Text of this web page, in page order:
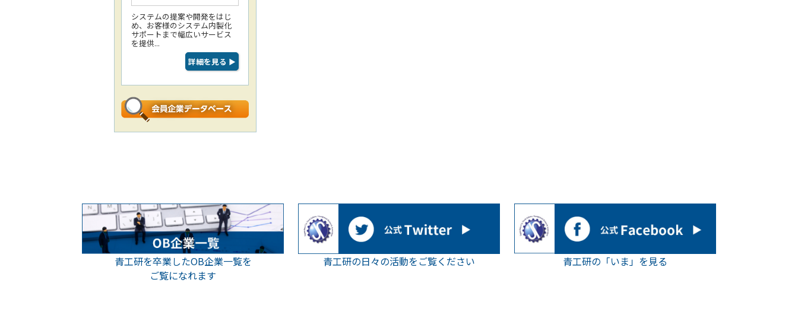
システムの提案や開発をはじ
め、お客様のシステム内製化
サポートまで幅広いサービス
を提供...
詳細を見る ▶
青工研を卒業したOB企業一覧を
ご覧になれます
青工研の日々の活動をご覧ください 青工研の「いま」を見る